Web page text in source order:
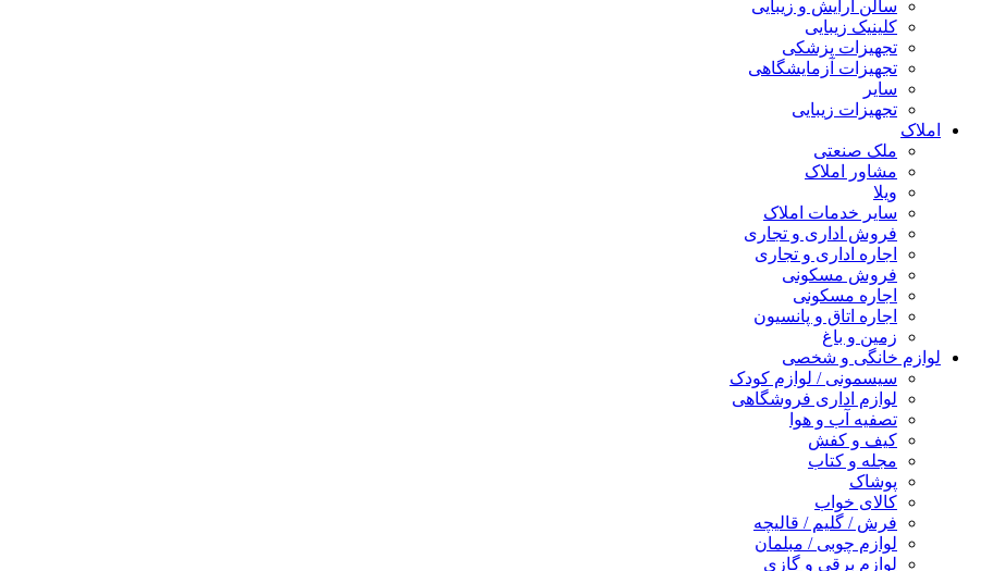
سالن آرایش و زیبایی
کلینیک زیبایی
تجهیزات پزشکی
تجهیزات آزمایشگاهی
سایر
تجهیزات زیبایی
املاک
ملک صنعتی
مشاور املاک
ویلا
سایر خدمات املاک
فروش اداری و تجاری
اجاره اداری و تجاری
فروش مسکونی
اجاره مسکونی
اجاره اتاق و پانسیون
زمین و باغ
لوازم خانگی و شخصی
سیسمونی / لوازم کودک
لوازم اداری فروشگاهی
تصفیه آب و هوا
کیف و کفش
مجله و کتاب
پوشاک
کالای خواب
فرش / گلیم / قالیچه
لوازم چوبی / مبلمان
لوازم برقی و گازی